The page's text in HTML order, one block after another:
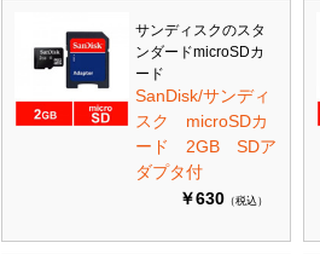
サンディスクのスタ
ンダードmicroSDカ
ード
SanDisk/サンディ
スク microSDカ
ード 2GB SDア
ダプタ付
￥630 （税込）